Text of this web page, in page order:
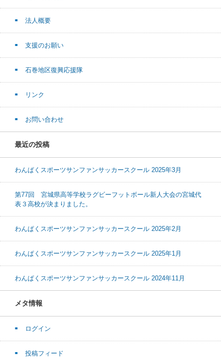
法人概要
支援のお願い
石巻地区復興応援隊
リンク
お問い合わせ
最近の投稿
わんぱくスポーツサンファンサッカースクール 2025年3月
第77回 宮城県高等学校ラグビーフットボール新人大会の宮城代
表３高校が決まりました。
わんぱくスポーツサンファンサッカースクール 2025年2月
わんぱくスポーツサンファンサッカースクール 2025年1月
わんぱくスポーツサンファンサッカースクール 2024年11月
メタ情報
ログイン
投稿フィード